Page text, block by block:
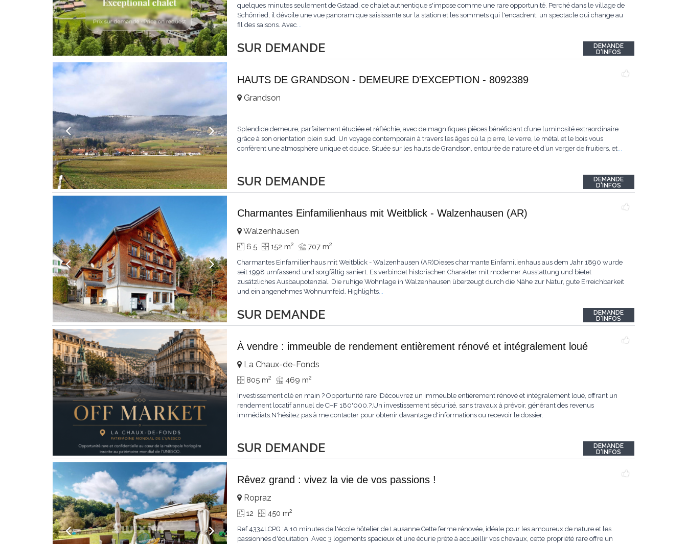
SUR DEMANDE
quelques minutes seulement de Gstaad, ce chalet authentique s'impose comme une rare opportunité. Perché dans le village de
Schönried, il dévoile une vue panoramique saisissante sur la station et les sommets qui l'encadrent, un spectacle qui change au
fil des saisons. Avec...
DEMANDE
D'INFOS
HAUTS DE GRANDSON - DEMEURE D'EXCEPTION - 8092389
SUR DEMANDE
Grandson
Splendide demeure, parfaitement étudiée et réfléchie, avec de magnifiques pièces bénéficiant d’une luminosité extraordinaire
grâce à son orientation plein sud. Un voyage contemporain à travers les âges où la pierre, le verre, le métal et le bois vous
confèrent une atmosphère unique et douce. Située sur les hauts de Grandson, entourée de nature et d’un verger de fruitiers, et...
DEMANDE
D'INFOS
Charmantes Einfamilienhaus mit Weitblick - Walzenhausen (AR)
SUR DEMANDE
Walzenhausen
6.5 152 m2 707 m2
Charmantes Einfamilienhaus mit Weitblick - Walzenhausen (AR)Dieses charmante Einfamilienhaus aus dem Jahr 1890 wurde
seit 1998 umfassend und sorgfältig saniert. Es verbindet historischen Charakter mit moderner Ausstattung und bietet
zusätzliches Ausbaupotenzial. Die ruhige Wohnlage in Walzenhausen überzeugt durch die Nähe zur Natur, gute Erreichbarkeit
und ein angenehmes Wohnumfeld. Highlights...
DEMANDE
D'INFOS
À vendre : immeuble de rendement entièrement rénové et intégralement loué
SUR DEMANDE
La Chaux-de-Fonds
805 m2 469 m2
Investissement clé en main ? Opportunité rare !Découvrez un immeuble entièrement rénové et intégralement loué, offrant un
rendement locatif annuel de CHF 180'000.?.Un investissement sécurisé, sans travaux à prévoir, générant des revenus
immédiats.N'hésitez pas à me contacter pour obtenir davantage d'informations ou recevoir le dossier.
DEMANDE
D'INFOS
Rêvez grand : vivez la vie de vos passions !
Ropraz
12 450 m2
Ref 4334LCPG :A 10 minutes de l'école hôtelier de Lausanne.Cette ferme rénovée, idéale pour les amoureux de nature et les
passionnés d'équitation. Avec 3 logements spacieux et une écurie prête à accueillir vos chevaux, cette propriété rare offre un